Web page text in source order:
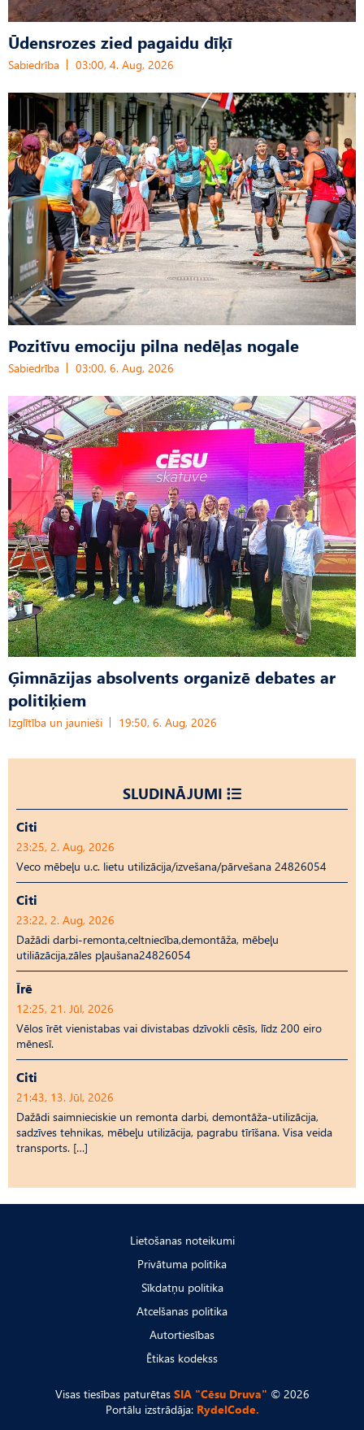
Ūdensrozes zied pagaidu dīķī
Sabiedrība 03:00, 4. Aug, 2026
Pozitīvu emociju pilna nedēļas nogale
Sabiedrība 03:00, 6. Aug, 2026
Ģimnāzijas absolvents organizē debates ar
politiķiem
Izglītība un jaunieši 19:50, 6. Aug, 2026
SLUDINĀJUMI
Citi
23:25, 2. Aug, 2026
Veco mēbeļu u.c. lietu utilizācija/izvešana/pārvešana 24826054
Citi
23:22, 2. Aug, 2026
Dažādi darbi-remonta,celtniecība,demontāža, mēbeļu
utiliāzācija,zāles pļaušana24826054
Īrē
12:25, 21. Jūl, 2026
Vēlos īrēt vienistabas vai divistabas dzīvokli cēsīs, līdz 200 eiro
mēnesī.
Citi
21:43, 13. Jūl, 2026
Dažādi saimnieciskie un remonta darbi, demontāža-utilizācija,
sadzīves tehnikas, mēbeļu utilizācija, pagrabu tīrīšana. Visa veida
transports. […]
Lietošanas noteikumi
Privātuma politika
Sīkdatņu politika
Atcelšanas politika
Autortiesības
Ētikas kodekss
Visas tiesības paturētas SIA "Cēsu Druva" © 2026
Portālu izstrādāja: RydelCode.